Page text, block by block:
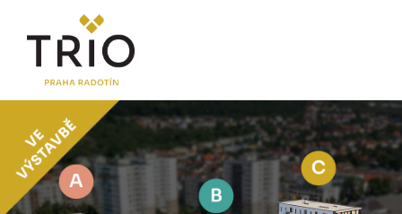
O PROJEKTU
Proč TRIO Radotín
FAQ sekce